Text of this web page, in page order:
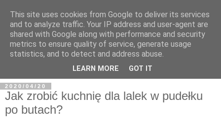
BFashions
2020/04/20
Jak zrobić kuchnię dla lalek w pudełku
po butach?
This site uses cookies from Google to deliver its services
and to analyze traffic. Your IP address and user-agent are
shared with Google along with performance and security
metrics to ensure quality of service, generate usage
statistics, and to detect and address abuse.
LEARN MORE GOT IT